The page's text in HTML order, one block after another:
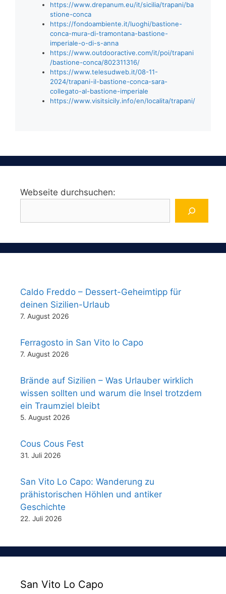
https://www.drepanum.eu/it/sicilia/trapani/ba
stione-conca
https://fondoambiente.it/luoghi/bastione-
conca-mura-di-tramontana-bastione-
imperiale-o-di-s-anna
https://www.outdooractive.com/it/poi/trapani
/bastione-conca/802311316/
https://www.telesudweb.it/08-11-
2024/trapani-il-bastione-conca-sara-
collegato-al-bastione-imperiale
https://www.visitsicily.info/en/localita/trapani/
Webseite durchsuchen:
Caldo Freddo – Dessert-Geheimtipp für
deinen Sizilien-Urlaub
7. August 2026
Ferragosto in San Vito lo Capo
7. August 2026
Brände auf Sizilien – Was Urlauber wirklich
wissen sollten und warum die Insel trotzdem
ein Traumziel bleibt
5. August 2026
Cous Cous Fest
31. Juli 2026
San Vito Lo Capo: Wanderung zu
prähistorischen Höhlen und antiker
Geschichte
22. Juli 2026
San Vito Lo Capo